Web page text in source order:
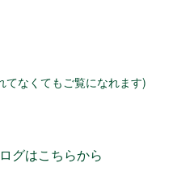
てなくてもご覧になれます)
グはこちらから